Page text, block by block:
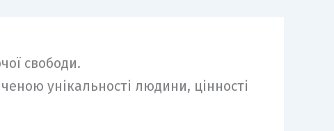
свободи.
унікальності людини, цінності